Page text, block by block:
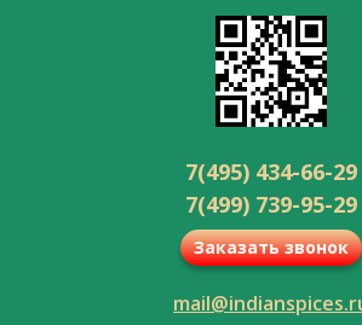
7(495) 434-66-29
7(499) 739-95-29
Заказать звонок